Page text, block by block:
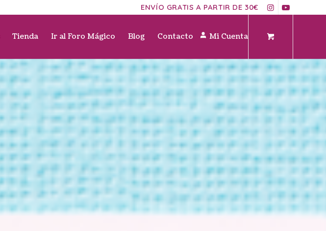
ENVÍO GRATIS A PARTIR DE 30€
Tienda Ir al Foro Mágico Blog Contacto Mi Cuenta